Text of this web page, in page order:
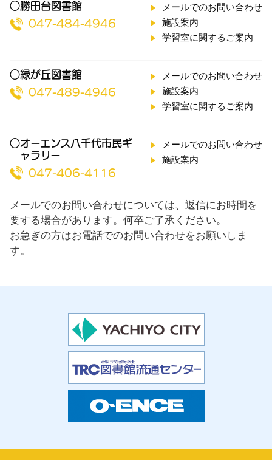
○勝田台図書館
047-484-4946
メールでのお問い合わせ
施設案内
学習室に関するご案内
○緑が丘図書館
047-489-4946
メールでのお問い合わせ
施設案内
学習室に関するご案内
○オーエンス八千代市民ギ
ャラリー
047-406-4116
メールでのお問い合わせ
施設案内
メールでのお問い合わせについては、返信にお時間を
要する場合があります。何卒ご了承ください。
お急ぎの方はお電話でのお問い合わせをお願いしま
す。